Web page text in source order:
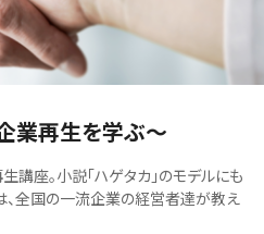
業再生を学ぶ～
座。小説「ハゲタカ」のモデルにも
全国の一流企業の経営者達が教え